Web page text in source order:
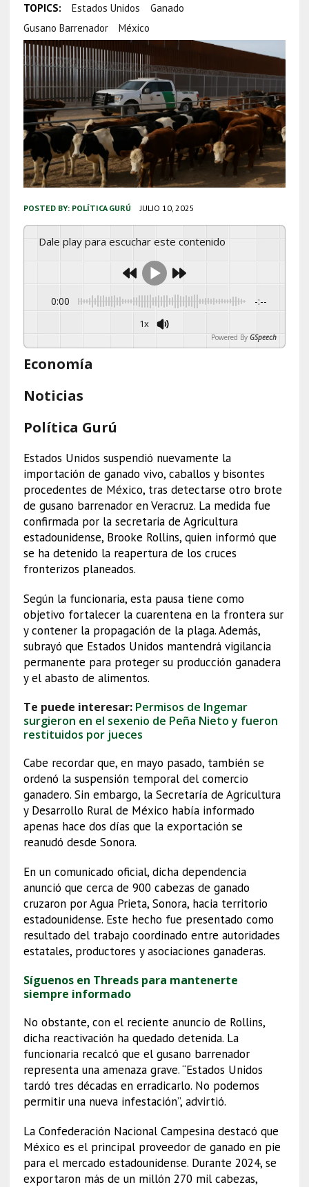
TOPICS: Estados Unidos
Ganado
Gusano Barrenador
México
POSTED BY: POLÍTICA GURÚ JULIO 10, 2025
Dale play para escuchar este contenido
0:00 -:--
1x
Powered By GSpeech
Economía
Noticias
Política Gurú
Estados Unidos suspendió nuevamente la
importación de ganado vivo, caballos y bisontes
procedentes de México, tras detectarse otro brote
de gusano barrenador en Veracruz. La medida fue
confirmada por la secretaria de Agricultura
estadounidense, Brooke Rollins, quien informó que
se ha detenido la reapertura de los cruces
fronterizos planeados.
Según la funcionaria, esta pausa tiene como
objetivo fortalecer la cuarentena en la frontera sur
y contener la propagación de la plaga. Además,
subrayó que Estados Unidos mantendrá vigilancia
permanente para proteger su producción ganadera
y el abasto de alimentos.
Te puede interesar: Permisos de Ingemar
surgieron en el sexenio de Peña Nieto y fueron
restituidos por jueces
Cabe recordar que, en mayo pasado, también se
ordenó la suspensión temporal del comercio
ganadero. Sin embargo, la Secretaría de Agricultura
y Desarrollo Rural de México había informado
apenas hace dos días que la exportación se
reanudó desde Sonora.
En un comunicado oficial, dicha dependencia
anunció que cerca de 900 cabezas de ganado
cruzaron por Agua Prieta, Sonora, hacia territorio
estadounidense. Este hecho fue presentado como
resultado del trabajo coordinado entre autoridades
estatales, productores y asociaciones ganaderas.
Síguenos en Threads para mantenerte
siempre informado
No obstante, con el reciente anuncio de Rollins,
dicha reactivación ha quedado detenida. La
funcionaria recalcó que el gusano barrenador
representa una amenaza grave. “Estados Unidos
tardó tres décadas en erradicarlo. No podemos
permitir una nueva infestación”, advirtió.
La Confederación Nacional Campesina destacó que
México es el principal proveedor de ganado en pie
para el mercado estadounidense. Durante 2024, se
exportaron más de un millón 270 mil cabezas,